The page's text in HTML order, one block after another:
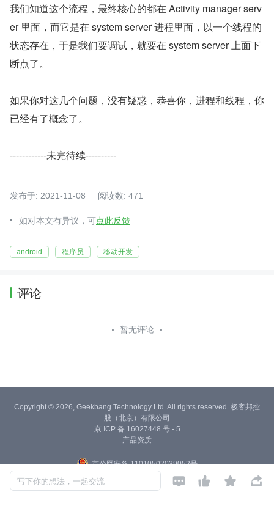
我们知道这个流程，最终核心的都在 Activity manager serv
er 里面，而它是在 system server 进程里面，以一个线程的
状态存在，于是我们要调试，就要在 system server 上面下
断点了。
如果你对这几个问题，没有疑惑，恭喜你，进程和线程，你
已经有了概念了。
------------未完待续----------
发布于: 2021-11-08 阅读数: 471
如对本文有异议，可点此反馈
android 程序员 移动开发
评论
暂无评论
写下你的想法，一起交流    
Copyright © 2026, Geekbang Technology Ltd. All rights reserved. 极客邦控
股（北京）有限公司
京 ICP 备 16027448 号 - 5
产品资质
京公网安备 11010502039052号